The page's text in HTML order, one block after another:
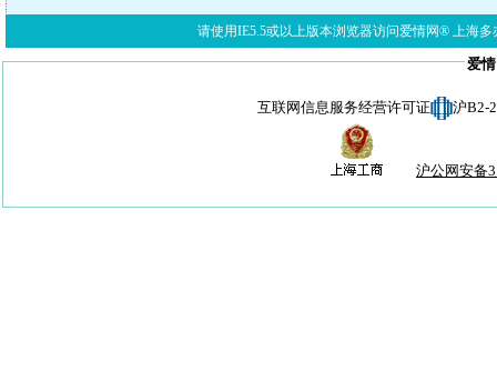
请使用IE5.5或以上版本浏览器访问爱情网® 上海多
爱
互联网信息服务经营许可证 沪B2-
沪公网安备